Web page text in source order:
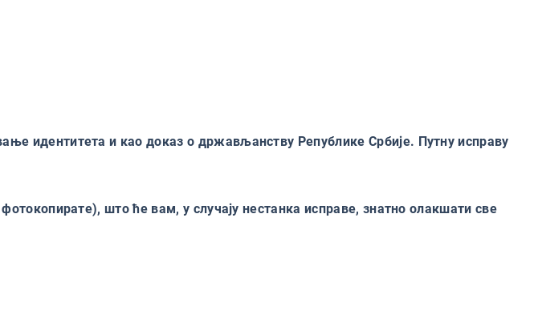
идентитета и као доказ о држављанству Републике Србије. Путну исправу
што ће вам, у случају нестанка исправе, знатно олакшати све